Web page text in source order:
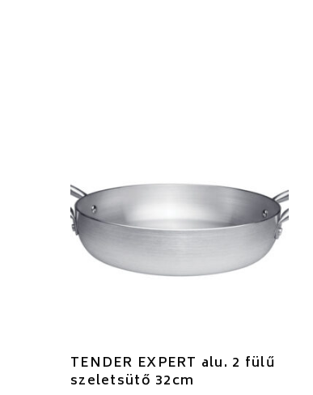
TENDER EXPERT alu. 2 fülű
szeletsütő 32cm